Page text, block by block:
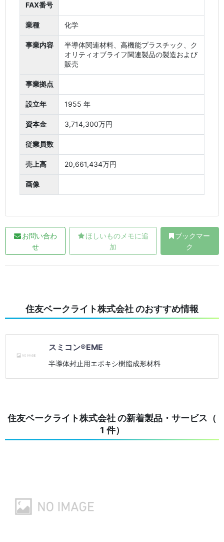
FAX番号
業種 化学
事業内容
半導体関連材料、高機能プラスチック、ク
オリティオブライフ関連製品の製造および
販売
事業拠点
設立年 1955 年
資本金 3,714,300万円
従業員数
売上高 20,661,434万円
画像
お問い合わ
せ
ほしいものメモに追
加
ブックマー
ク
住友ベークライト株式会社 のおすすめ情報
スミコン®EME
半導体封止用エポキシ樹脂成形材料
住友ベークライト株式会社 の新着製品・サービス（
1 件）